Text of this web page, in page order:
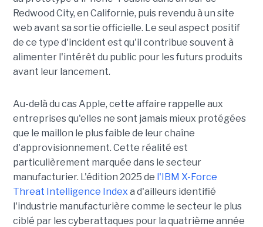
Redwood City, en Californie, puis revendu à un site
web avant sa sortie officielle. Le seul aspect positif
de ce type d'incident est qu'il contribue souvent à
alimenter l'intérêt du public pour les futurs produits
avant leur lancement.
Au-delà du cas Apple, cette affaire rappelle aux
entreprises qu'elles ne sont jamais mieux protégées
que le maillon le plus faible de leur chaîne
d'approvisionnement. Cette réalité est
particulièrement marquée dans le secteur
manufacturier. L'édition 2025 de l'IBM X-Force
Threat Intelligence Index a d'ailleurs identifié
l'industrie manufacturière comme le secteur le plus
ciblé par les cyberattaques pour la quatrième année